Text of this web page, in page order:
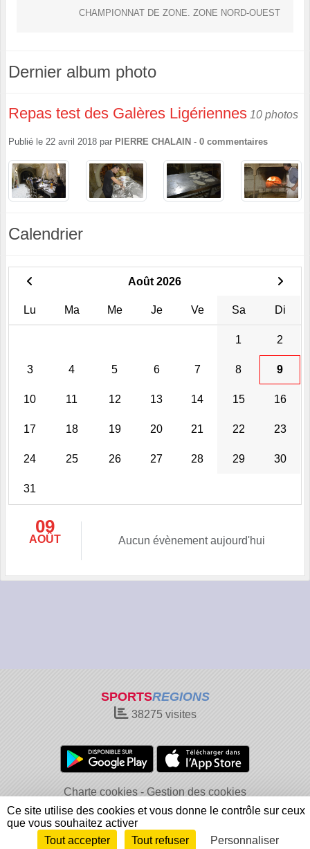
CHAMPIONNAT DE ZONE. ZONE NORD-OUEST
Dernier album photo
Repas test des Galères Ligériennes 10 photos
Publié le 22 avril 2018 par PIERRE CHALAIN - 0 commentaires
Calendrier
Août 2026
Lu Ma Me Je Ve Sa Di
1 2
3 4 5 6 7 8 9
10 11 12 13 14 15 16
17 18 19 20 21 22 23
24 25 26 27 28 29 30
31
09
AOÛT Aucun évènement aujourd'hui
SPORTSREGIONS
38275visites
Charte cookies
Gestion des cookies
Informations légales
Signaler un contenu inapproprié
Envie de participer ? Connexion
Ce site utilise des cookies et vous donne le contrôle sur ceux
que vous souhaitez activer
Tout accepter
Tout refuser Personnaliser